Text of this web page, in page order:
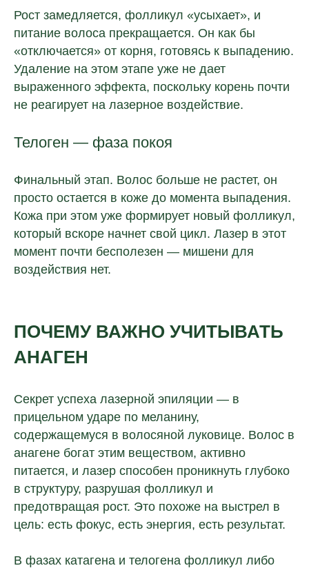
Рост замедляется, фолликул «усыхает», и
питание волоса прекращается. Он как бы
«отключается» от корня, готовясь к выпадению.
Удаление на этом этапе уже не дает
выраженного эффекта, поскольку корень почти
не реагирует на лазерное воздействие.
Телоген — фаза покоя
Финальный этап. Волос больше не растет, он
просто остается в коже до момента выпадения.
Кожа при этом уже формирует новый фолликул,
который вскоре начнет свой цикл. Лазер в этот
момент почти бесполезен — мишени для
воздействия нет.
ПОЧЕМУ ВАЖНО УЧИТЫВАТЬ
АНАГЕН
Секрет успеха лазерной эпиляции — в
прицельном ударе по меланину,
содержащемуся в волосяной луковице. Волос в
анагене богат этим веществом, активно
питается, и лазер способен проникнуть глубоко
в структуру, разрушая фолликул и
предотвращая рост. Это похоже на выстрел в
цель: есть фокус, есть энергия, есть результат.
В фазах катагена и телогена фолликул либо